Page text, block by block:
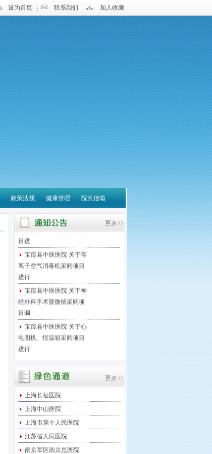
设为首页 联系我们 加入收藏
院长信箱
健康管理
政策法规
宝应县中医医院 关于营
养诊疗云平台系统采购项
目进
宝应县中医医院 关于等
离子空气消毒机采购项目
进行
宝应县中医医院 关于神
经外科手术显微镜采购项
目调
宝应县中医医院 关于心
电图机、恒温箱采购项目
进行
宝应县中医医院 关于医
保移动支付微信接口项目
进行
宝应县中医医院 关于足
底泵采购项目进行院内竞
争性
宝应县中医医院 关于西
门子DR维修保养服务项目
上海长征医院
上海中山医院
上海市第十人民医院
江苏省人民医院
南京军区南京总医院